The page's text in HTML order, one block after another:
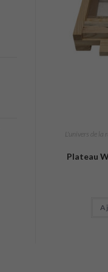
L'univers de la
Plateau